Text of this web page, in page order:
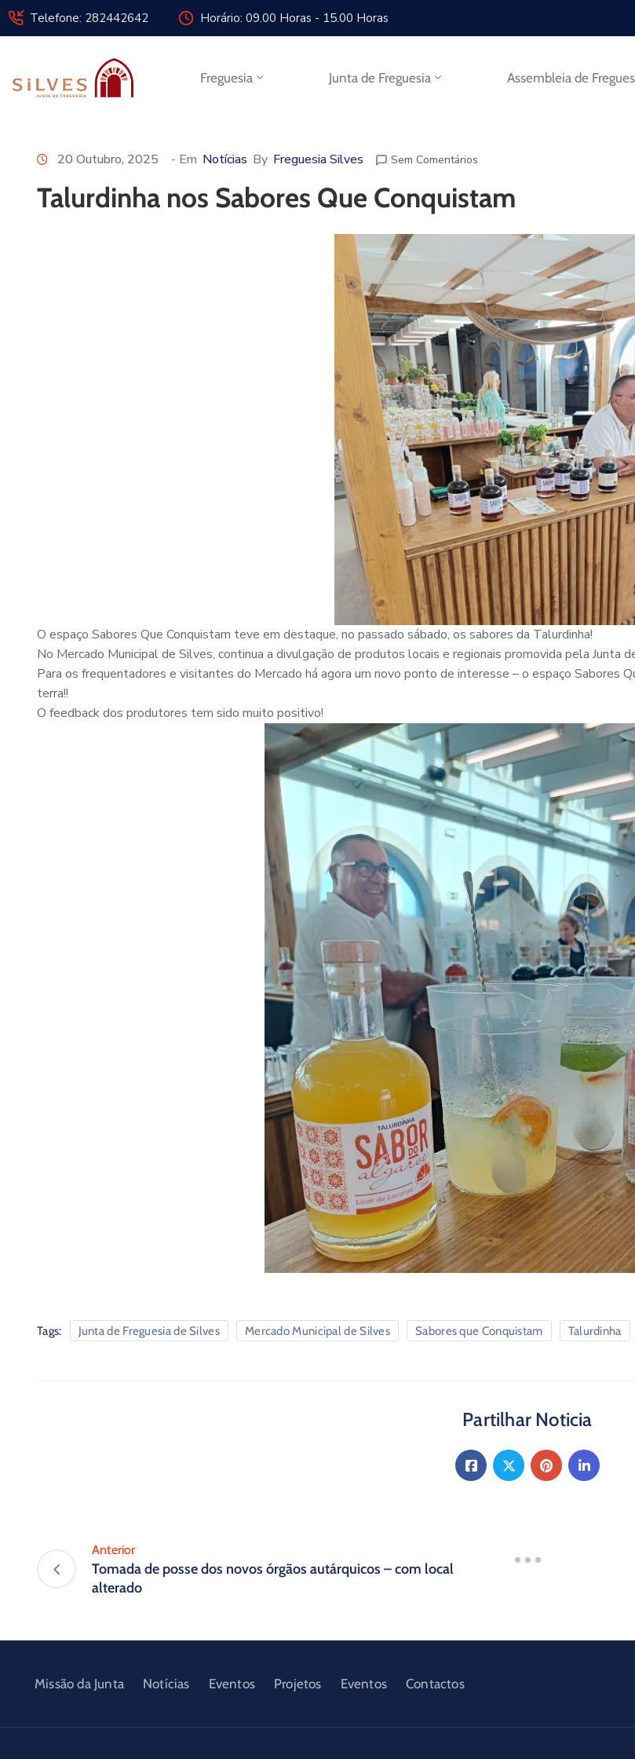
Telefone: 282442642 Horário: 09.00 Horas - 15.00 Horas
Freguesia Junta de Freguesia Assembleia de
20 Outubro, 2025 - Em Notícias By Freguesia Silves Sem Comentários
Talurdinha nos Sabores Que Conquistam
O espaço Sabores Que Conquistam teve em destaque, no passado sábado, os sabores da Talurdinha!
No Mercado Municipal de Silves, continua a divulgação de produtos locais e regionais promovida pela Junta
Para os frequentadores e visitantes do Mercado há agora um novo ponto de interesse – o espaço Sabores
terra!!
O feedback dos produtores tem sido muito positivo!
Tags: Junta de Freguesia de Silves Mercado Municipal de Silves Sabores que Conquistam Talurdinha
Partilhar Noticia
Anterior
Tomada de posse dos novos órgãos autárquicos – com local
alterado
Missão da Junta Notícias Eventos Projetos Eventos Contactos